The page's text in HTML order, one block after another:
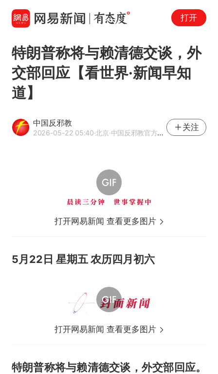
打开
特朗普称将与赖清德交谈，外
交部回应【看世界·新闻早知
道】
中国反邪教
2026-05-22 05:40·北京·中国反邪教官方网易号
关注
打开网易新闻 查看更多图片
5月22日 星期五 农历四月初六
打开网易新闻 查看更多图片
特朗普称将与赖清德交谈，外交部回应。